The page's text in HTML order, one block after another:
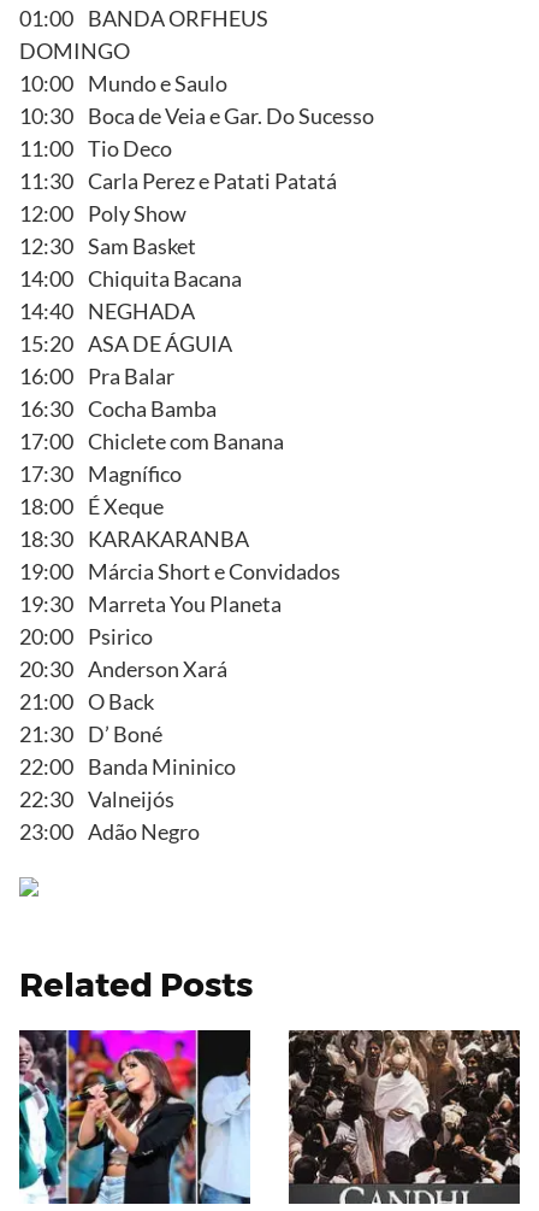
01:00 BANDA ORFHEUS
DOMINGO
10:00 Mundo e Saulo
10:30 Boca de Veia e Gar. Do Sucesso
11:00 Tio Deco
11:30 Carla Perez e Patati Patatá
12:00 Poly Show
12:30 Sam Basket
14:00 Chiquita Bacana
14:40 NEGHADA
15:20 ASA DE ÁGUIA
16:00 Pra Balar
16:30 Cocha Bamba
17:00 Chiclete com Banana
17:30 Magnífico
18:00 É Xeque
18:30 KARAKARANBA
19:00 Márcia Short e Convidados
19:30 Marreta You Planeta
20:00 Psirico
20:30 Anderson Xará
21:00 O Back
21:30 D’ Boné
22:00 Banda Mininico
22:30 Valneijós
23:00 Adão Negro
Related Posts